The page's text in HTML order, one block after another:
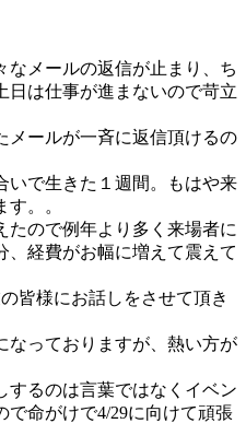
なメールの返信が止まり、ち
日は仕事が進まないので苛立
メールが一斉に返信頂けるの
いで生きた１週間。もはや来
。。
たので例年より多く来場者に
、経費がお幅に増えて震えて
皆様にお話しをさせて頂き
なっておりますが、熱い方が
するのは言葉ではなくイベン
で命がけで4/29に向けて頑張